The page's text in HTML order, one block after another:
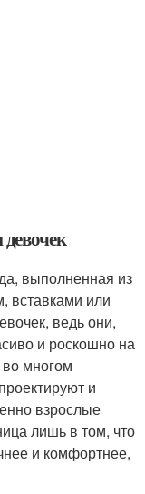
выполненная из
вставками или
ведь они,
и роскошно на
многом
и
взрослые
лишь в том, что
и комфортнее,